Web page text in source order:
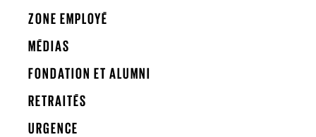
ZONE EMPLOYÉ
MÉDIAS
FONDATION ET ALUMNI
RETRAITÉS
URGENCE